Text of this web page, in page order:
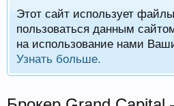
Этот сайт использует
пользоваться данным
на использование нами
Узнать больше.